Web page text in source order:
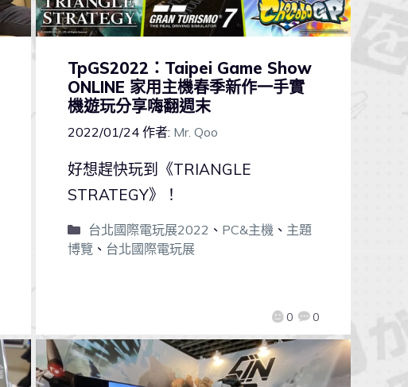
TpGS2022：Taipei Game Show
ONLINE 家用主機春季新作一手實
機遊玩分享嗨翻週末
2022/01/24 作者: Mr. Qoo
0 0
好想趕快玩到《TRIANGLE
STRATEGY》！
台北國際電玩展2022 、 PC&主機、 主題
博覽、 台北國際電玩展